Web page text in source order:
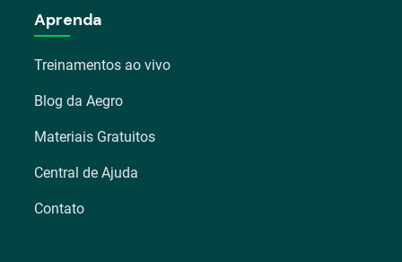
Aprenda
Treinamentos ao vivo
Blog da Aegro
Materiais Gratuitos
Central de Ajuda
Contato